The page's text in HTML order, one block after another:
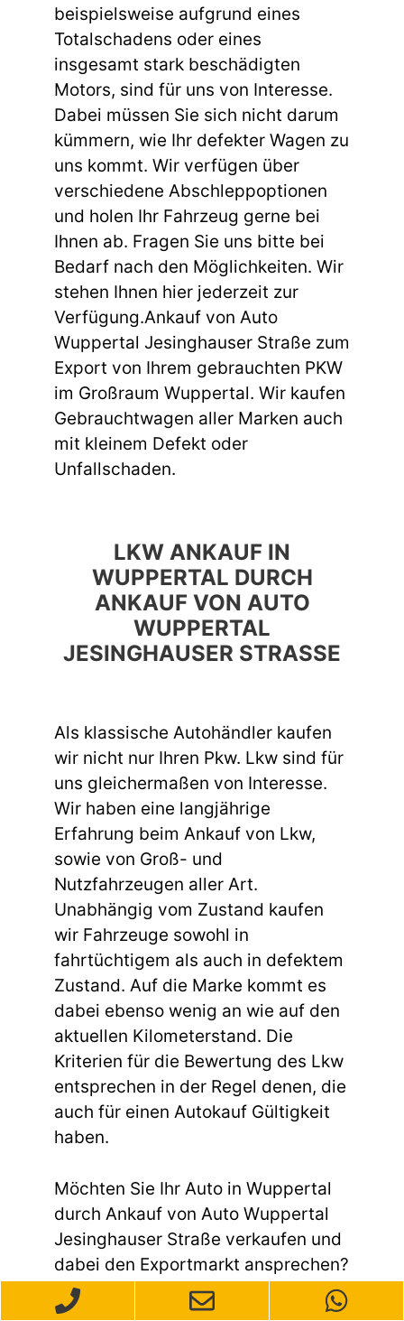
beispielsweise aufgrund eines
Totalschadens oder eines
insgesamt stark beschädigten
Motors, sind für uns von Interesse.
Dabei müssen Sie sich nicht darum
kümmern, wie Ihr defekter Wagen zu
uns kommt. Wir verfügen über
verschiedene Abschleppoptionen
und holen Ihr Fahrzeug gerne bei
Ihnen ab. Fragen Sie uns bitte bei
Bedarf nach den Möglichkeiten. Wir
stehen Ihnen hier jederzeit zur
Verfügung.Ankauf von Auto
Wuppertal Jesinghauser Straße zum
Export von Ihrem gebrauchten PKW
im Großraum Wuppertal. Wir kaufen
Gebrauchtwagen aller Marken auch
mit kleinem Defekt oder
Unfallschaden.
LKW ANKAUF IN
WUPPERTAL DURCH
ANKAUF VON AUTO
WUPPERTAL
JESINGHAUSER STRASSE
Als klassische Autohändler kaufen
wir nicht nur Ihren Pkw. Lkw sind für
uns gleichermaßen von Interesse.
Wir haben eine langjährige
Erfahrung beim Ankauf von Lkw,
sowie von Groß- und
Nutzfahrzeugen aller Art.
Unabhängig vom Zustand kaufen
wir Fahrzeuge sowohl in
fahrtüchtigem als auch in defektem
Zustand. Auf die Marke kommt es
dabei ebenso wenig an wie auf den
aktuellen Kilometerstand. Die
Kriterien für die Bewertung des Lkw
entsprechen in der Regel denen, die
auch für einen Autokauf Gültigkeit
haben.
Möchten Sie Ihr Auto in Wuppertal
durch Ankauf von Auto Wuppertal
Jesinghauser Straße verkaufen und
dabei den Exportmarkt ansprechen?
Wir sind Ihre zuverlässige
Anlaufstelle für den Autoverkauf mit